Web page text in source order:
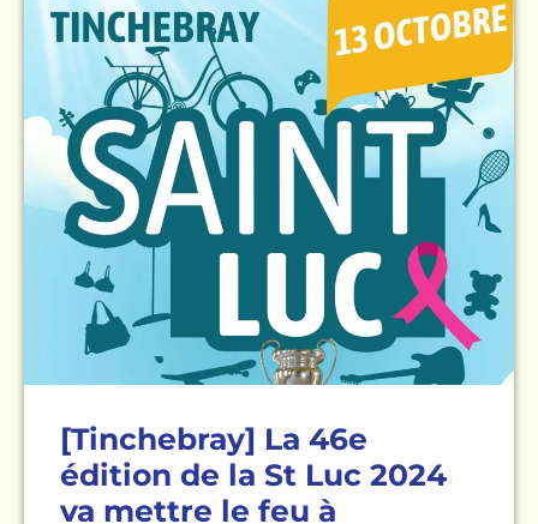
[Tinchebray] La 46e
édition de la St Luc 2024
va mettre le feu à